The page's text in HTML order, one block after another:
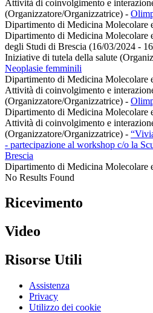
Attività di coinvolgimento e
(Organizzatore/Organizzatrice) -
Dipartimento di Medicina Molecolare
Dipartimento di Medicina Molecolare
degli Studi di Brescia (16/03/2024 -
Iniziative di tutela della salute
Neoplasie femminili
Dipartimento di Medicina Molecolare
Attività di coinvolgimento e
(Organizzatore/Organizzatrice) -
Dipartimento di Medicina Molecolare
Attività di coinvolgimento e
(Organizzatore/Organizzatrice) -
- partecipazione al workshop c/o la
Brescia
Dipartimento di Medicina Molecolare
No Results Found
Ricevimento
Video
Risorse Utili
Assistenza
Privacy
Utilizzo dei cookie